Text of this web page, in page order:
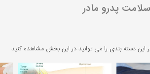
پدرو مادر
این دسته بندی را می توانید در این بخش مشاهده کنید